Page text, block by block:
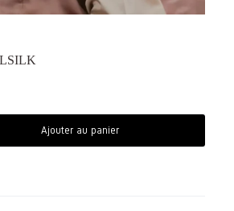
Ajouter au panier